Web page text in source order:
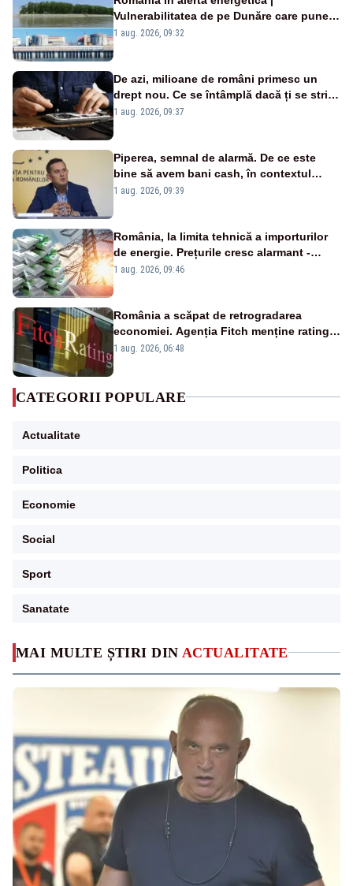
MAI MULTE ȘTIRI DIN ACTUALITATE
Vulnerabilitatea de pe Dunăre care pune
în pericol Centrala Cernavodă era
1 aug. 2026, 09:32
De azi, milioane de români primesc un
drept nou. Ce se întâmplă dacă ți se strică
un produs
1 aug. 2026, 09:37
Piperea, semnal de alarmă. De ce este
bine să avem bani cash, în contextul
alertei energetice?
1 aug. 2026, 09:39
România, la limita tehnică a importurilor
de energie. Prețurile cresc alarmant -
Analiză Realitatea Plus
1 aug. 2026, 09:46
România a scăpat de retrogradarea
economiei. Agenția Fitch menține ratingul
„BBB-” cu perspectivă negativă
1 aug. 2026, 06:48
CATEGORII POPULARE
Actualitate
Politica
Economie
Social
Sport
Sanatate